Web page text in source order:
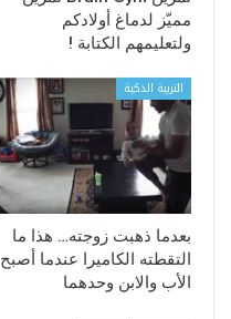
مميّز لدماغ أولادكم
ولتعليمهم الكتابة !
التربية الذكية
بعدما ذهبت زوجته… هذا ما
التقطته الكاميرا عندما أصبح
الأب والابن وحدهما